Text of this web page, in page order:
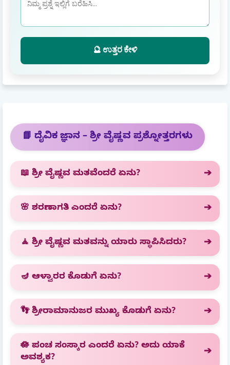
🔮 ಉತ್ತರ ಕೇಳಿ
📘 ದೈವಿಕ ಜ್ಞಾನ – ಶ್ರೀ ವೈಷ್ಣವ ಪ್ರಶ್ನೋತ್ತರಗಳು
📖 ಶ್ರೀ ವೈಷ್ಣವ ಮತವೆಂದರೆ ಏನು?
🌸 ಶರಣಾಗತಿ ಎಂದರೆ ಏನು?
🧘 ಶ್ರೀ ವೈಷ್ಣವ ಮತವನ್ನು ಯಾರು ಸ್ಥಾಪಿಸಿದರು?
🪔 ಆಳ್ವಾರರ ಕೊಡುಗೆ ಏನು?
👣 ಶ್ರೀರಾಮಾನುಜರ ಮುಖ್ಯ ಕೊಡುಗೆ ಏನು?
🪷 ಪಂಚ ಸಂಸ್ಕಾರ ಎಂದರೆ ಏನು? ಅದು ಯಾಕೆ
ಅವಶ್ಯಕ?